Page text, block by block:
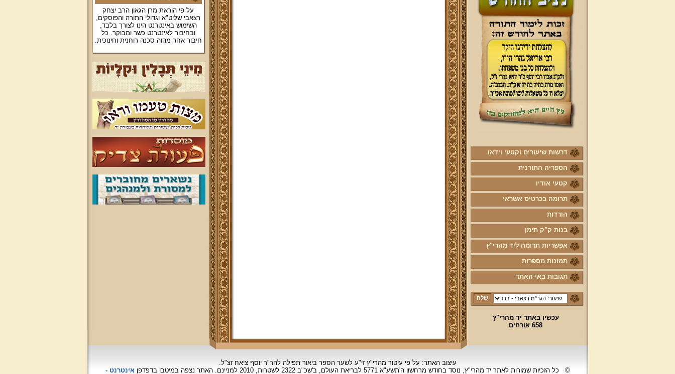
דרשות שיעורים וקטעי וידאו
הספריה התורנית
קטעי אודיו
תרומה בכרטיס אשראי
הורדות
בנות ק"ק תימן
אפשריות תרומה ליד מהרי"ץ
תמונות מספרות
תגובות באי האתר
עכשיו באתר יד מהרי"ץ
658 אורחים
על פי הוראת מרן הגאון הרב יצחק
רצאבי שליט"א וגדולי התורה והפוסקים,
השימוש באינטרנט הינו לצורך בלבד,
ובחיבור לאינטרנט כשר ומבוקר. כל
חיבור אחר מהוה סכנה רוחנית וחינוכית.
עיצוב האתר: על פי עיטור מהרי"ץ זי"ע לשער הספר ביאור תפילה להר"ר יוסף ציאח זצ"ל.
©
כל הזכיות שמורות לאתר יד מהרי"ץ, נוסד בחודש מרחשוןה'תשע"א 5771 לבריאת העולם, ב'שכ"ב 2322 לשטרות, 2010 למניינם. האתר נצפהבמיטבו בדפדפןאינטרנט -